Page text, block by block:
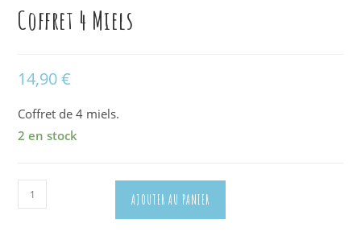
Coffret 4 Miels
14,90€
Coffret de 4 miels.
2 en stock
quantité
de
AJOUTER AU PANIER